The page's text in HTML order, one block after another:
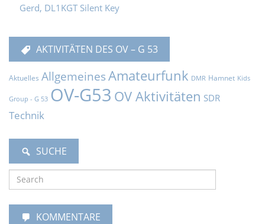
Gerd, DL1KGT Silent Key
AKTIVITÄTEN DES OV – G 53
Aktuelles Allgemeines Amateurfunk DMR Hamnet Kids
Group - G 53 OV-G53 OV Aktivitäten SDR
Technik
SUCHE
KOMMENTARE